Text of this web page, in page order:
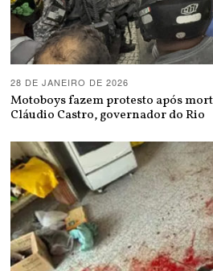
28 DE JANEIRO DE 2026
Motoboys fazem protesto após
Cláudio Castro, governador do Rio